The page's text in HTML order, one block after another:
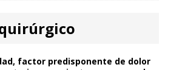
factor predisponente de dolor